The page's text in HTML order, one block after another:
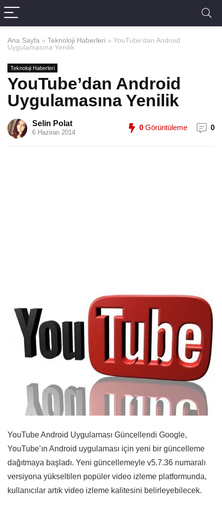
Ana Sayfa » Teknoloji Haberleri » YouTube’dan Android
Uygulamasına Yenilik
Teknoloji Haberleri
YouTube’dan Android
Uygulamasına Yenilik
Selin Polat
6 Haziran 2014
0 Görüntüleme 0
YouTube Android Uygulaması Güncellendi Google,
YouTube’ın Android uygulaması için yeni bir güncelleme
dağıtmaya başladı. Yeni güncellemeyle v5.7.36 numaralı
versiyona yükseltilen popüler video izleme platformunda,
kullanıcılar artık video izleme kalitesini belirleyebilecek.